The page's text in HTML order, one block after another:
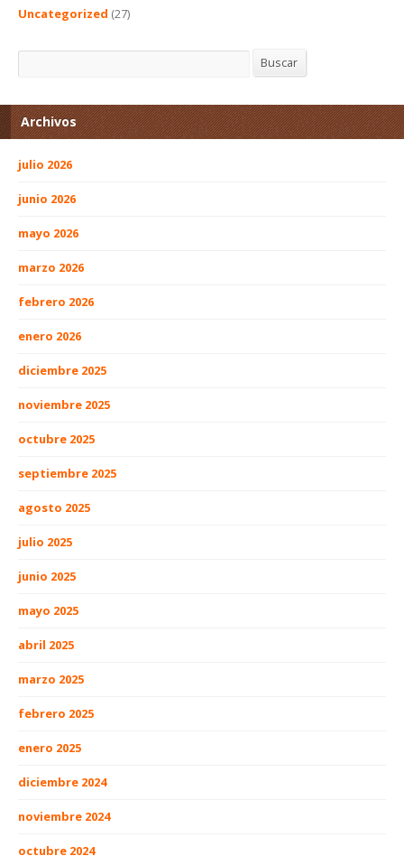
Uncategorized (27)
Buscar Buscar
Archivos
julio 2026
junio 2026
mayo 2026
marzo 2026
febrero 2026
enero 2026
diciembre 2025
noviembre 2025
octubre 2025
septiembre 2025
agosto 2025
julio 2025
junio 2025
mayo 2025
abril 2025
marzo 2025
febrero 2025
enero 2025
diciembre 2024
noviembre 2024
octubre 2024